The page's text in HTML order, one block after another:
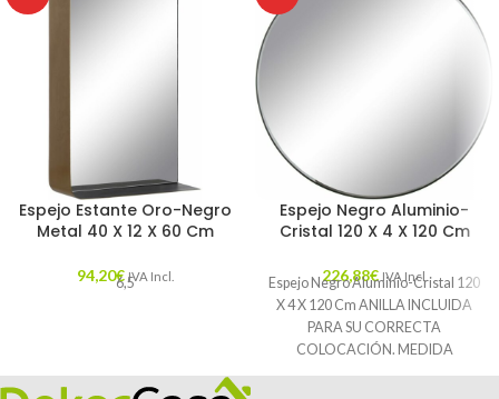
Espejo Estante Oro-Negro
Metal 40 X 12 X 60 Cm
94,20€ IVA Incl.
6,5
Espejo Negro Aluminio-
Cristal 120 X 4 X 120 Cm
226,88€ IVA Incl.
Espejo Negro Aluminio-Cristal 120
X 4 X 120 Cm ANILLA INCLUIDA
PARA SU CORRECTA
COLOCACIÓN. MEDIDA
INTERIOR: 185X185CM.